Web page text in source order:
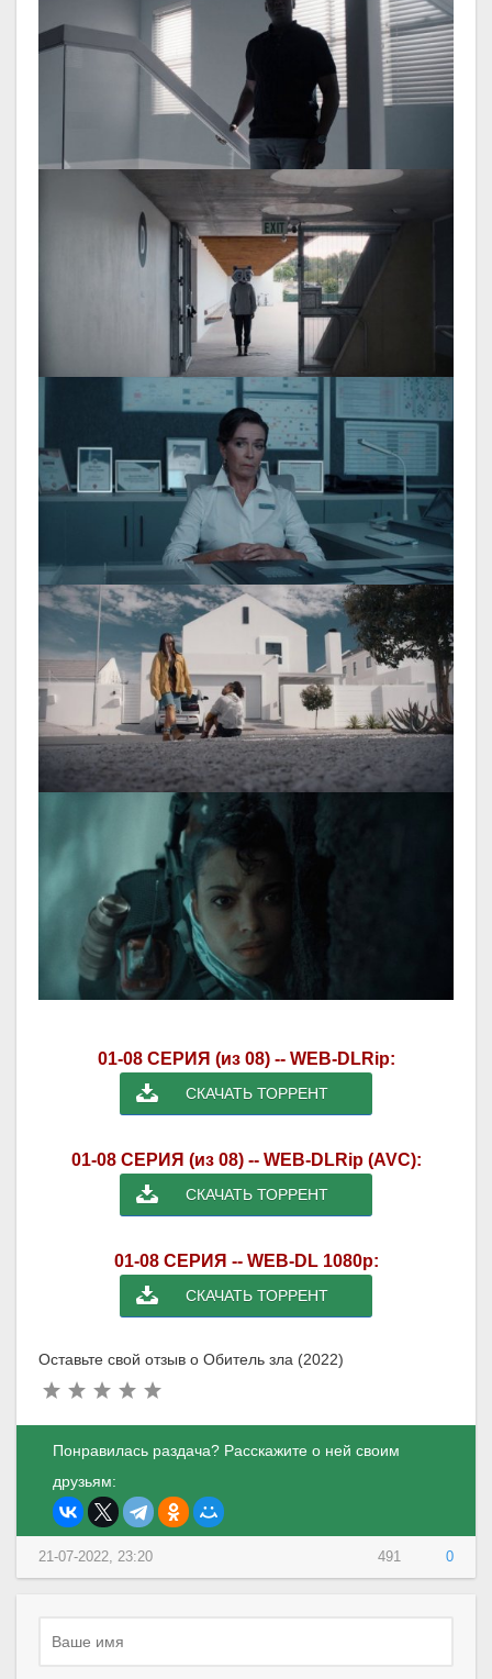
01-08 СЕРИЯ (из 08) -- WEB-DLRip:
СКАЧАТЬ ТОРРЕНТ
01-08 СЕРИЯ (из 08) -- WEB-DLRip (AVC):
СКАЧАТЬ ТОРРЕНТ
01-08 СЕРИЯ -- WEB-DL 1080p:
СКАЧАТЬ ТОРРЕНТ
Оставьте свой отзыв о Обитель зла (2022)
Понравилась раздача? Расскажите о ней своим
друзьям:
491 0
21-07-2022, 23:20